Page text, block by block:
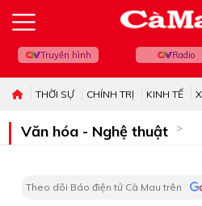
Truyền hình Radio
THỜI SỰ CHÍNH TRỊ KINH TẾ
Văn hóa - Nghệ thuật
Theo dõi Báo điện tử Cà Mau trên